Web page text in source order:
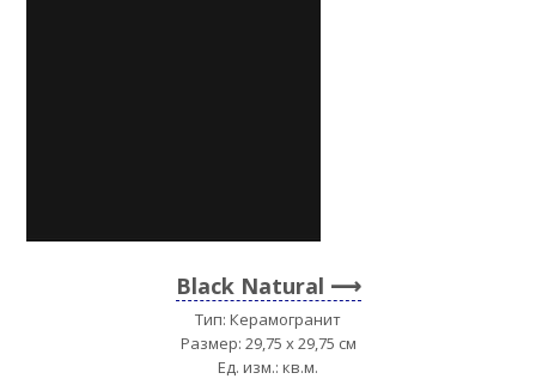
Black Natural
Тип: Керамогранит
Размер: 29,75 x 29,75 см
Ед. изм.: кв.м.